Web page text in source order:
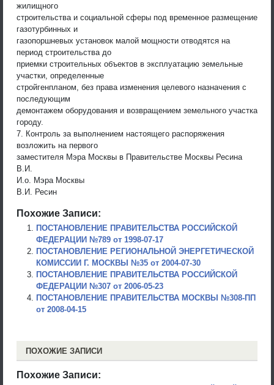
жилищного
строительства и социальной сферы под временное размещение
газотурбинных и
газопоршневых установок малой мощности отводятся на
период строительства до
приемки строительных объектов в эксплуатацию земельные
участки, определенные
стройгенпланом, без права изменения целевого назначения с
последующим
демонтажем оборудования и возвращением земельного участка
городу.
7. Контроль за выполнением настоящего распоряжения
возложить на первого
заместителя Мэра Москвы в Правительстве Москвы Ресина
В.И.
И.о. Мэра Москвы
В.И. Ресин
Похожие Записи:
ПОСТАНОВЛЕНИЕ ПРАВИТЕЛЬСТВА РОССИЙСКОЙ
ФЕДЕРАЦИИ №789 от 1998-07-17
ПОСТАНОВЛЕНИЕ РЕГИОНАЛЬНОЙ ЭНЕРГЕТИЧЕСКОЙ
КОМИССИИ Г. МОСКВЫ №35 от 2004-07-30
ПОСТАНОВЛЕНИЕ ПРАВИТЕЛЬСТВА РОССИЙСКОЙ
ФЕДЕРАЦИИ №307 от 2006-05-23
ПОСТАНОВЛЕНИЕ ПРАВИТЕЛЬСТВА МОСКВЫ №308-ПП
от 2008-04-15
ПОХОЖИЕ ЗАПИСИ
Похожие Записи: